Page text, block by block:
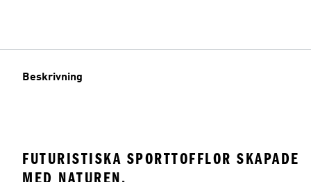
Beskrivning
FUTURISTISKA SPORTTOFFLOR SKAPADE
MED NATUREN.